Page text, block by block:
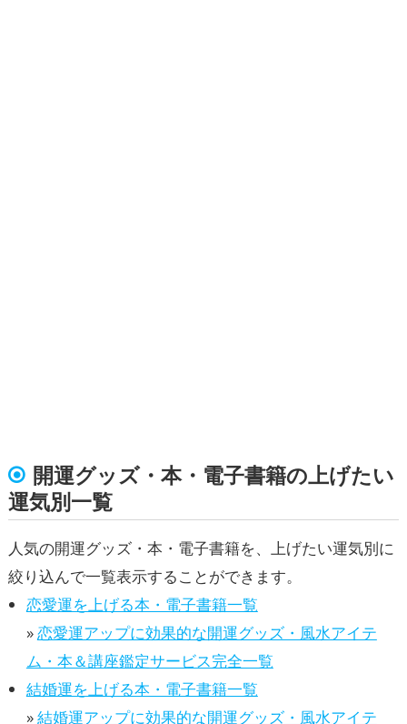
開運グッズ・本・電子書籍の上げたい
運気別一覧
人気の開運グッズ・本・電子書籍を、上げたい運気別に
絞り込んで一覧表示することができます。
恋愛運を上げる本・電子書籍一覧
»恋愛運アップに効果的な開運グッズ・風水アイテ
ム・本＆講座鑑定サービス完全一覧
結婚運を上げる本・電子書籍一覧
»結婚運アップに効果的な開運グッズ・風水アイテ